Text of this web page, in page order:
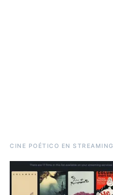
CINE POÉTICO EN STREAMING